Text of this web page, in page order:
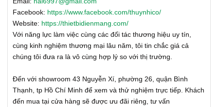
Facebook: https://www.facebook.com/thuynhico/
Website: https://thietbidienmang.com/
Với năng lực làm việc cùng các đối tác thương hiệu uy tín,
cùng kinh nghiệm thương mại lâu năm, tôi tin chắc giá cả
chúng tôi đưa ra là vô cùng hợp lý so với thị trường.
Đến với showroom 43 Nguyễn Xí, phường 26, quận Bình
Thạnh, tp Hồ Chí Minh để xem và thử nghiệm trực tiếp. Khách
đến mua tại cửa hàng sẽ được ưu đãi riêng, tư vấn